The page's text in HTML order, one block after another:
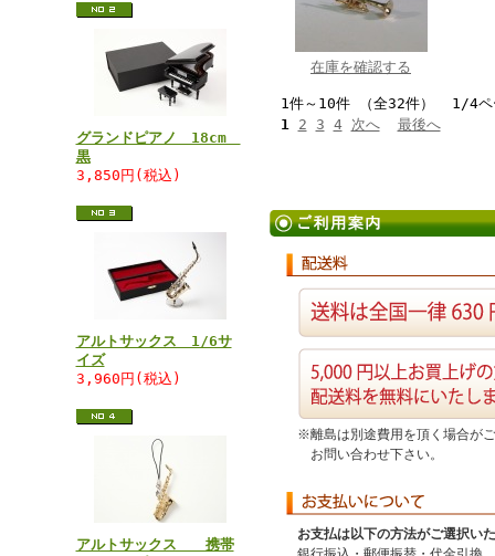
グランドピアノ 18cm
黒
3,850円(税込)
アルトサックス 1/6サ
イズ
3,960円(税込)
アルトサックス 携帯
在庫を確認する
1件～10件 （全32件） 1/4ペ
1
2 3 4 次へ 最後へ
※離島は別途費用を頂く場合が
お問い合わせ下さい。
お支払は以下の方法がご選択い